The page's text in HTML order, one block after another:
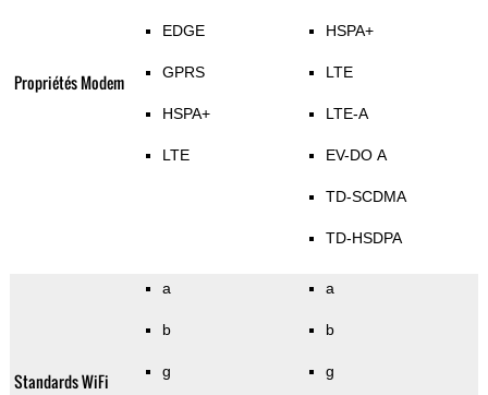
Propriétés Modem
EDGE
GPRS
HSPA+
LTE
HSPA+
LTE
LTE-A
EV-DO A
TD-SCDMA
TD-HSDPA
Standards WiFi
a
b
g
a
b
g